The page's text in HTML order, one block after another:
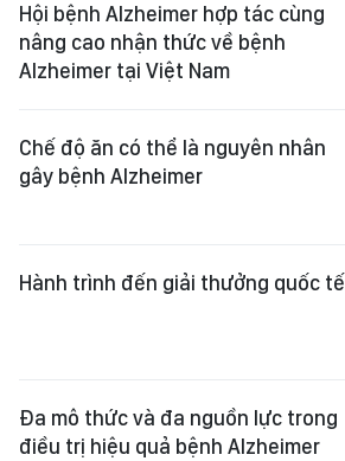
Hội bệnh Alzheimer hợp tác cùng
nâng cao nhận thức về bệnh
Alzheimer tại Việt Nam
Chế độ ăn có thể là nguyên nhân
gây bệnh Alzheimer
Hành trình đến giải thưởng quốc tế
Đa mô thức và đa nguồn lực trong
điều trị hiệu quả bệnh Alzheimer